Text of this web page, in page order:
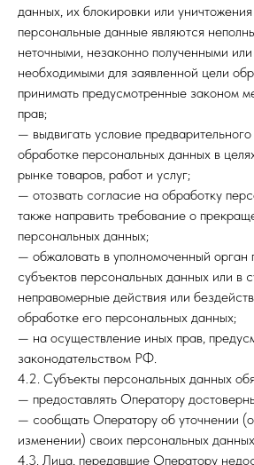
данных, их блокировки или
персональные данные являются
неточными, незаконно полученными
необходимыми для заявленной цели
принимать предусмотренные законом
прав;
— выдвигать условие
обработке персональных данных в
рынке товаров, работ и услуг;
— отозвать согласие на обработку
также направить требование о
персональных данных;
— обжаловать в уполномоченный орган
субъектов персональных данных или в
неправомерные действия или
обработке его персональных данных;
— на осуществление иных прав,
законодательством РФ.
4.2. Субъекты персональных данных
— предоставлять Оператору
— сообщать Оператору об уточнении
изменении) своих персональных
4.3. Лица, передавшие Оператору